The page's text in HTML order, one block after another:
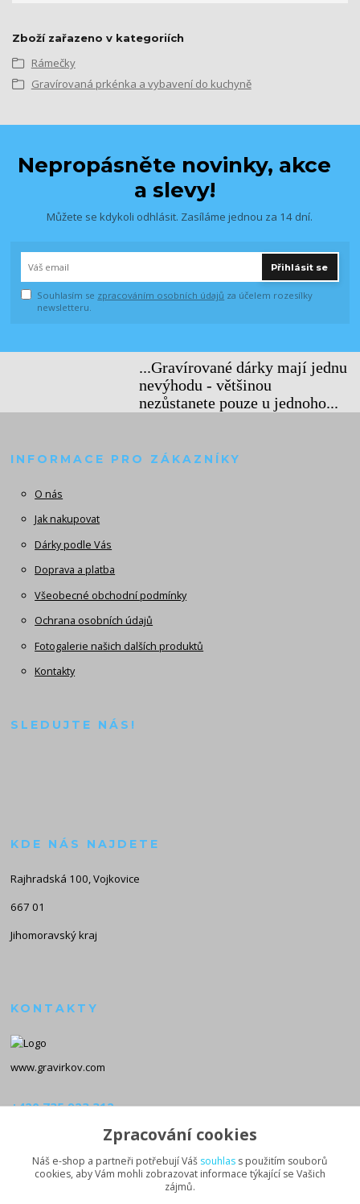
Zboží zařazeno v kategoriích
Rámečky
Gravírovaná prkénka a vybavení do kuchyně
Nepropásněte novinky, akce
a slevy!
Můžete se kdykoli odhlásit. Zasíláme jednou za 14 dní.
Přihlásit se
Souhlasím se zpracováním osobních údajů za účelem rozesílky
newsletteru.
...Gravírované dárky mají jednu
nevýhodu - většinou
nezůstanete pouze u jednoho...
INFORMACE PRO ZÁKAZNÍKY
O nás
Jak nakupovat
Dárky podle Vás
Doprava a platba
Všeobecné obchodní podmínky
Ochrana osobních údajů
Fotogalerie našich dalších produktů
Kontakty
SLEDUJTE NÁS!
KDE NÁS NAJDETE
Rajhradská 100, Vojkovice
667 01
Jihomoravský kraj
KONTAKTY
www.gravirkov.com
+420 735 923 312
info@gravirkov.com
Zpracování cookies
Náš e-shop a partneři potřebují Váš souhlas s použitím souborů
cookies, aby Vám mohli zobrazovat informace týkající se Vašich
zájmů.